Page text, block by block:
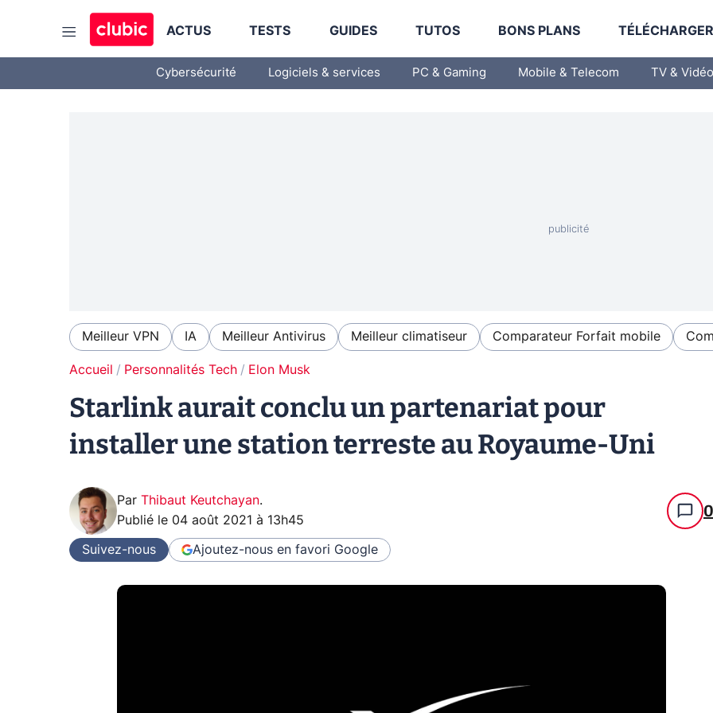
ACTUS TESTS GUIDES TUTOS BONS PLANS
Cybersécurité Logiciels & services PC & Gaming Mobile & Telecom TV & Vidéo
Meilleur VPN IA Meilleur Antivirus Meilleur climatiseur Comparateur Forfait mobile
Accueil Personnalités Tech Elon Musk
Starlink aurait conclu un partenariat pour
installer une station terreste au Royaume-Uni
Par Thibaut Keutchayan.
Publié le 04 août 2021 à 13h45 0
Suivez-nous Ajoutez-nous en favori Google